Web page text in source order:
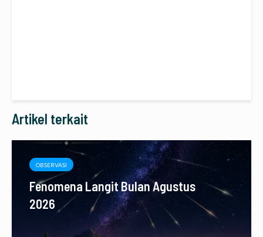
Artikel terkait
OBSERVASI
Fenomena Langit Bulan Agustus
2026